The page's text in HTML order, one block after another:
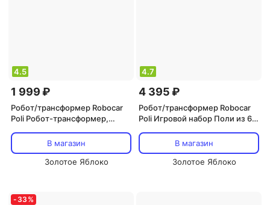
4.5
1 999 ₽
Робот/трансформер Robocar
Poli Робот-трансформер,
В магазин
Золотое Яблоко
4.7
4 395 ₽
Робот/трансформер Robocar
Poli Игровой набор Поли из 6
В магазин
Золотое Яблоко
- 33 %